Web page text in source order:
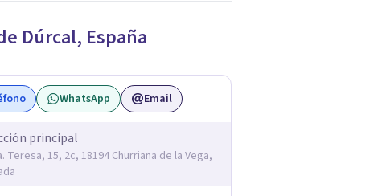
Dúrcal, España
WhatsApp Email
principal
Teresa, 15, 2c, 18194 Churriana de la Vega,